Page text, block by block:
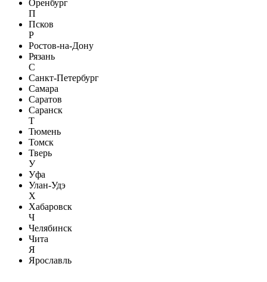
Оренбург
П
Псков
Р
Ростов-на-Дону
Рязань
С
Санкт-Петербург
Самара
Саратов
Саранск
Т
Тюмень
Томск
Тверь
У
Уфа
Улан-Удэ
Х
Хабаровск
Ч
Челябинск
Чита
Я
Ярославль